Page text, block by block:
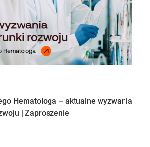
Hematologa – aktualne wyzwania
| Zaproszenie